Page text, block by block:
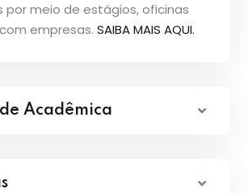
por meio de estágios, oficinas
empresas. SAIBA MAIS AQUI.
Acadêmica